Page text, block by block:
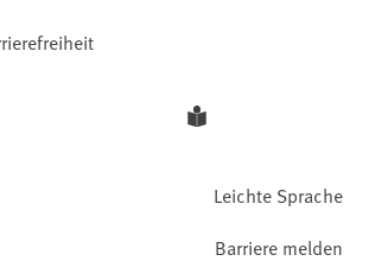
Leichte Sprache
Barriere melden